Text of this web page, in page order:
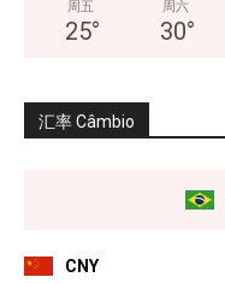
周五
25°
周六
30°
汇率 Câmbio
CNY